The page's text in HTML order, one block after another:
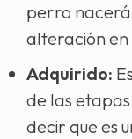
perro
alteración en
Adquirido:
de las
decir que es